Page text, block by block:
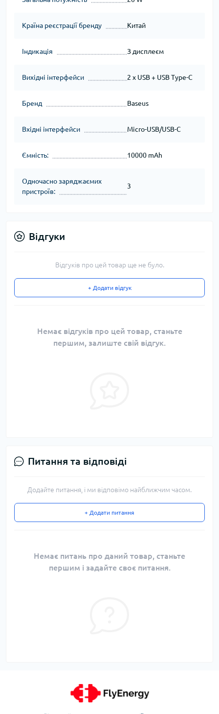
Країна реєстрації бренду Китай
Індикація З дисплеєм
Вихідні інтерфейси 2 x USB + USB Type-C
Бренд Baseus
Вхідні інтерфейси Micro-USB/USB-C
Ємність: 10000 mAh
Одночасно заряджаємих
пристроїв:
3
Відгуки
Відгуків про цей товар ще не було.
+ Додати відгук
Немає відгуків про цей товар, станьте
першим, залиште свій відгук.
Питання та відповіді
Додайте питання, і ми відповімо найближчим часом.
+ Додати питання
Немає питань про даний товар, станьте
першим і задайте своє питання.